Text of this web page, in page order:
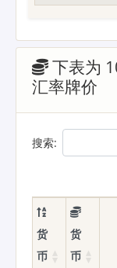
下表为
汇率牌价
搜索:
货
币
货
币